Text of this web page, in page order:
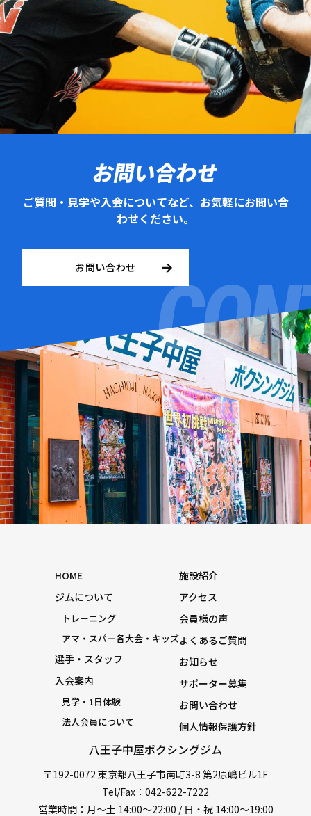
お問い合わせ
ご質問・見学や入会についてなど、お気軽にお問い合
わせください。
お問い合わせ
八王子中屋ボクシングジム
〒192-0072 東京都八王子市南町3-8 第2原嶋ビル1F
Tel/Fax：042-622-7222
営業時間：月〜土 14:00〜22:00 / 日・祝 14:00〜19:00
HOME
ジムについて
トレーニング
アマ・スパー各大会・キッズ
選手・スタッフ
入会案内
見学・1日体験
法人会員について
施設紹介
アクセス
会員様の声
よくあるご質問
お知らせ
サポーター募集
お問い合わせ
個人情報保護方針